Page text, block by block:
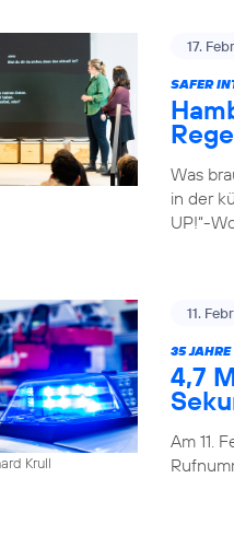
17.
SAFER
Was
in der
UP!“-
Krull
11.
35 JAHRE
4,7
Am 11.